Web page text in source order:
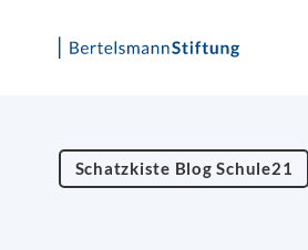
content
Schatzkiste Blog Schule21